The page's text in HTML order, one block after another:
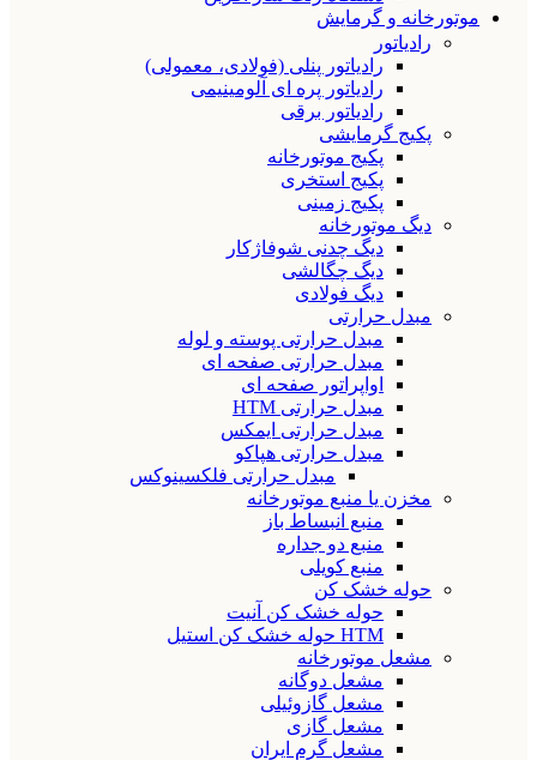
موتورخانه و گرمایش
رادیاتور
رادیاتور پنلی (فولادی، معمولی)
رادیاتور پره ای آلومینیمی
رادیاتور برقی
پکیج گرمایشی
پکیج موتورخانه
پکیج استخری
پکیج زمینی
دیگ موتورخانه
دیگ چدنی شوفاژکار
دیگ چگالشی
دیگ فولادی
مبدل حرارتی
مبدل حرارتی پوسته و لوله
مبدل حرارتی صفحه ای
اواپراتور صفحه ای
مبدل حرارتی HTM
مبدل حرارتی ایمکس
مبدل حرارتی هپاکو
مبدل حرارتی فلکسینوکس
مخزن یا منبع موتورخانه
منبع انبساط باز
منبع دو جداره
منبع کویلی
حوله خشک کن
حوله خشک کن آنیت
HTM حوله خشک کن استیل
مشعل موتورخانه
مشعل دوگانه
مشعل گازوئیلی
مشعل گازی
مشعل گرم ایران